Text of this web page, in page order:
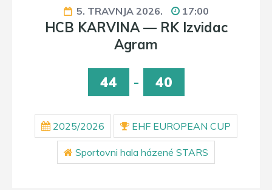
5. TRAVNJA 2026. 17:00
HCB KARVINA — RK Izvidac
Agram
44 - 40
2025/2026 EHF EUROPEAN CUP
Sportovni hala házené STARS